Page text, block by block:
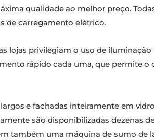
qualidade ao melhor preço.
de carregamento elétrico.
lojas privilegiam o uso de iluminação
rápido cada uma, que permite o
e fachadas inteiramente em
são disponibilizadas dezenas
também uma máquina de sumo de